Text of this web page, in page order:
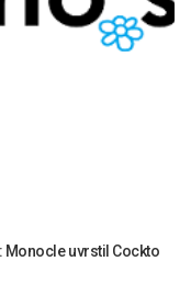
Monocle uvrstil Cockto